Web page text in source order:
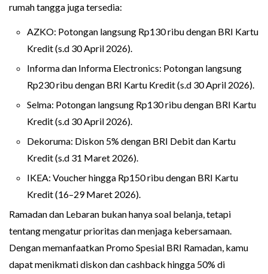
rumah tangga juga tersedia:
AZKO: Potongan langsung Rp130 ribu dengan BRI Kartu
Kredit (s.d 30 April 2026).
Informa dan Informa Electronics: Potongan langsung
Rp230 ribu dengan BRI Kartu Kredit (s.d 30 April 2026).
Selma: Potongan langsung Rp130 ribu dengan BRI Kartu
Kredit (s.d 30 April 2026).
Dekoruma: Diskon 5% dengan BRI Debit dan Kartu
Kredit (s.d 31 Maret 2026).
IKEA: Voucher hingga Rp150 ribu dengan BRI Kartu
Kredit (16–29 Maret 2026).
Ramadan dan Lebaran bukan hanya soal belanja, tetapi
tentang mengatur prioritas dan menjaga kebersamaan.
Dengan memanfaatkan Promo Spesial BRI Ramadan, kamu
dapat menikmati diskon dan cashback hingga 50% di